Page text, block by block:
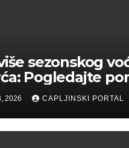
sezonskog
Pogledajte
na čapljinskoj
2026 CAPLJINSKI PORTAL